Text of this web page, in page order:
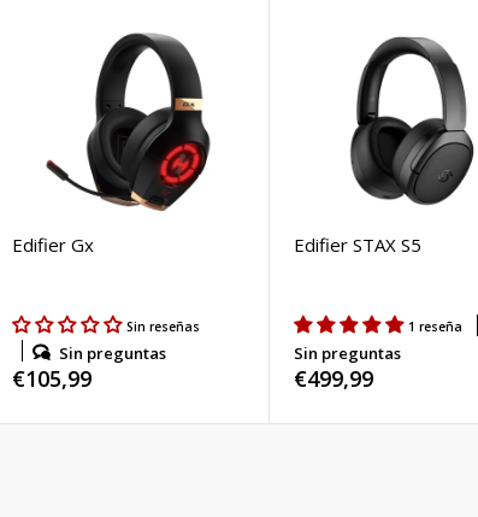
Edifier Gx
Sin reseñas
Sin preguntas
Precio
€105,99
Edifier STAX S5
1 reseña
Sin preguntas
Precio
€499,99